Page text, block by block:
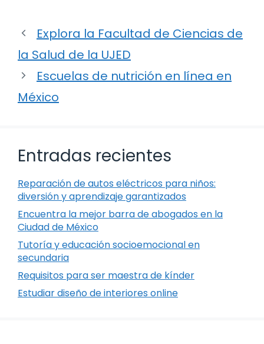
Explora la Facultad de Ciencias de
la Salud de la UJED
Escuelas de nutrición en línea en
México
Entradas recientes
Reparación de autos eléctricos para niños:
diversión y aprendizaje garantizados
Encuentra la mejor barra de abogados en la
Ciudad de México
Tutoría y educación socioemocional en
secundaria
Requisitos para ser maestra de kínder
Estudiar diseño de interiores online